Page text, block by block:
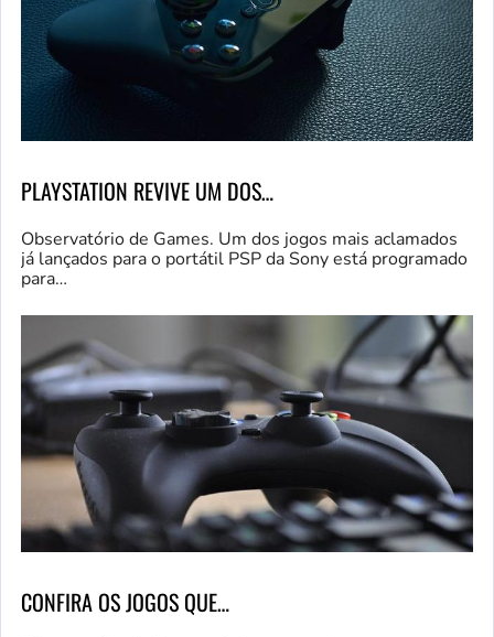
PLAYSTATION REVIVE UM DOS…
Observatório de Games. Um dos jogos mais aclamados
já lançados para o portátil PSP da Sony está programado
para…
CONFIRA OS JOGOS QUE…